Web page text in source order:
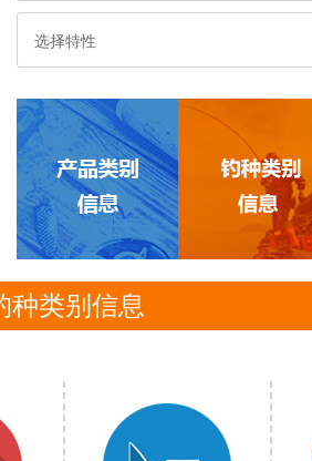
种类别信息